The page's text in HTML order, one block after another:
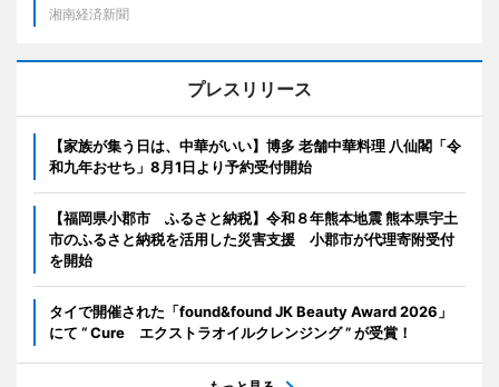
湘南経済新聞
プレスリリース
【家族が集う日は、中華がいい】博多 老舗中華料理 八仙閣「令
和九年おせち」8月1日より予約受付開始
【福岡県小郡市 ふるさと納税】令和８年熊本地震 熊本県宇土
市のふるさと納税を活用した災害支援 小郡市が代理寄附受付
を開始
タイで開催された「found&found JK Beauty Award 2026」
にて “ Cure エクストラオイルクレンジング ” が受賞！